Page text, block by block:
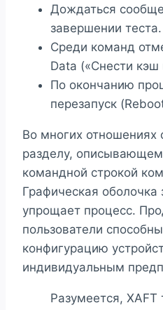
Дождаться
завершении теста.
Среди команд
Data («Снести
По окончанию
перезапуск
Во многих отношениях
разделу,
командной строкой
Графическая оболочка
упрощает процесс.
пользователи
конфигурацию
индивидуальным
Разумеется, XAFT